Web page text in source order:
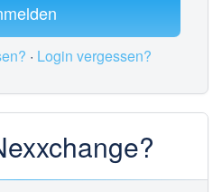
· Login vergessen?